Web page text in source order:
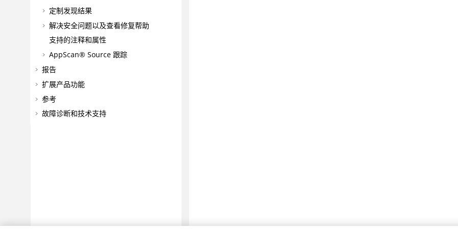
定制发现结果
解决安全问题以及查看修复帮助
支持的注释和属性
AppScan® Source 跟踪
报告
扩展产品功能
参考
故障诊断和技术支持